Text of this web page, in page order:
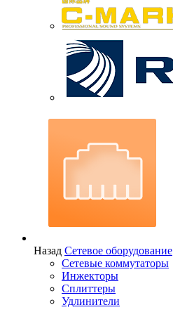
Назад Сетевое оборудование
Сетевые коммутаторы
Инжекторы
Сплиттеры
Удлинители